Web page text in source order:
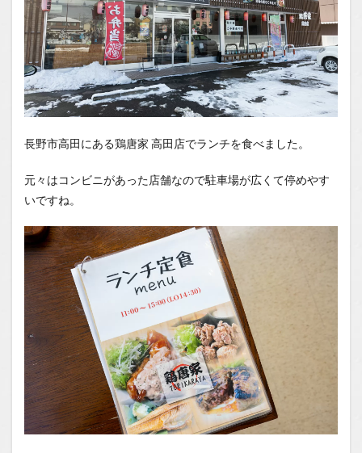
長野市高田にある鶏唐家 高田店でランチを食べました。
元々はコンビニがあった店舗なので駐車場が広くて停めやす
いですね。